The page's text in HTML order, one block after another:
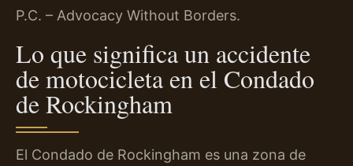
P.C. – Advocacy Without Borders.
Lo que significa un accidente
de motocicleta en el Condado
de Rockingham
El Condado de Rockingham es una zona de